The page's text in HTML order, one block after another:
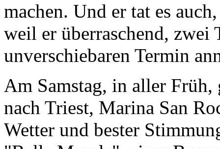
machen. Und er tat es
weil er überraschend, zwei
unverschiebaren Termin
Am Samstag, in aller
nach Triest, Marina San
Wetter und bester